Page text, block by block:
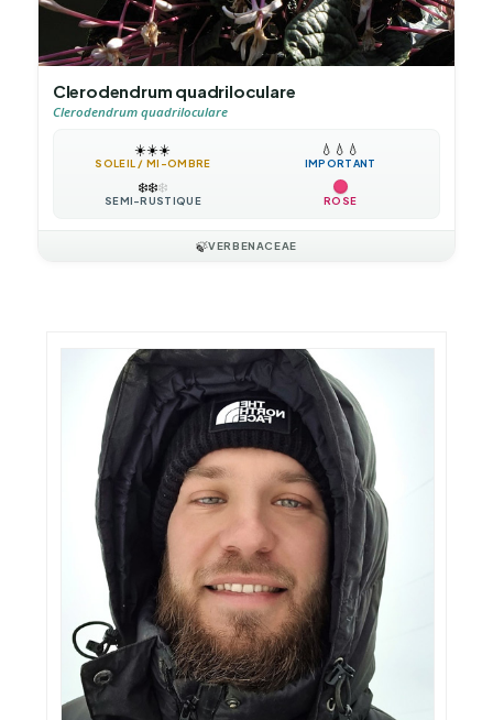
Clerodendrum quadriloculare
Clerodendrum quadriloculare
☀️☀️☀️
SOLEIL / MI-OMBRE
💧 💧 💧
IMPORTANT
❄️❄️❄️
SEMI-RUSTIQUE ROSE
🍃VERBENACEAE